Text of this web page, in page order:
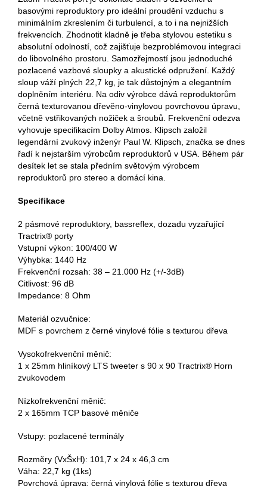
basovými reproduktory pro ideální proudění vzduchu s
minimálním zkreslením či turbulencí, a to i na nejnižších
frekvencích. Zhodnotit kladně je třeba stylovou estetiku s
absolutní odolností, což zajišťuje bezproblémovou integraci
do libovolného prostoru. Samozřejmostí jsou jednoduché
pozlacené vazbové sloupky a akustické odpružení. Každý
sloup váží plných 22,7 kg, je tak důstojným a elegantním
doplněním interiéru. Na odiv výrobce dává reproduktorům
černá texturovanou dřevěno-vinylovou povrchovou úpravu,
včetně vstřikovaných nožiček a šroubů. Frekvenční odezva
vyhovuje specifikacím Dolby Atmos. Klipsch založil
legendární zvukový inženýr Paul W. Klipsch, značka se dnes
řadí k nejstarším výrobcům reproduktorů v USA. Během pár
desítek let se stala předním světovým výrobcem
reproduktorů pro stereo a domácí kina.
Specifikace
2 pásmové reproduktory, bassreflex, dozadu vyzařující
Tractrix® porty
Vstupní výkon: 100/400 W
Výhybka: 1440 Hz
Frekvenční rozsah: 38 – 21.000 Hz (+/-3dB)
Citlivost: 96 dB
Impedance: 8 Ohm
Materiál ozvučnice:
MDF s povrchem z černé vinylové fólie s texturou dřeva
Vysokofrekvenční měnič:
1 x 25mm hliníkový LTS tweeter s 90 x 90 Tractrix® Horn
zvukovodem
Nízkofrekvenční měnič:
2 x 165mm TCP basové měniče
Vstupy: pozlacené terminály
Rozměry (VxŠxH): 101,7 x 24 x 46,3 cm
Váha: 22,7 kg (1ks)
Povrchová úprava: černá vinylová fólie s texturou dřeva